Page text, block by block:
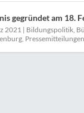
gegründet am 18.
2021 | Bildungspolitik,
, Pressemitteilungen